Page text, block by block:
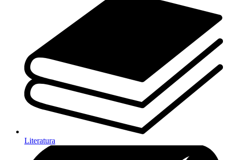
Literatura